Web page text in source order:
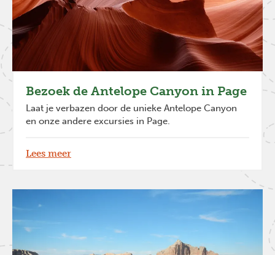
Bezoek de Antelope Canyon in Page
Laat je verbazen door de unieke Antelope Canyon
en onze andere excursies in Page.
Lees meer